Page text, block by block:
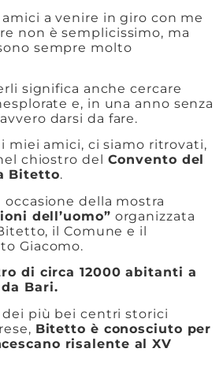
a venire in giro con me
non è semplicissimo, ma
sempre molto
significa anche cercare
e, in una anno senza
darsi da fare.
miei amici, ci siamo ritrovati,
chiostro del Convento del
Bitetto.
della mostra
dell’uomo” organizzata
il Comune e il
Giacomo.
di circa 12000 abitanti a
Bari.
più bei centri storici
Bitetto è conosciuto per
risalente al XV